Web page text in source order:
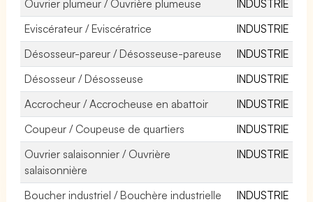
Ouvrier plumeur / Ouvrière plumeuse
INDUSTRIE
Eviscérateur / Eviscératrice
INDUSTRIE
Désosseur-pareur / Désosseuse-pareuse
INDUSTRIE
Désosseur / Désosseuse
INDUSTRIE
Accrocheur / Accrocheuse en abattoir
INDUSTRIE
Coupeur / Coupeuse de quartiers
INDUSTRIE
Ouvrier salaisonnier / Ouvrière
salaisonnière
INDUSTRIE
Boucher industriel / Bouchère industrielle INDUSTRIE